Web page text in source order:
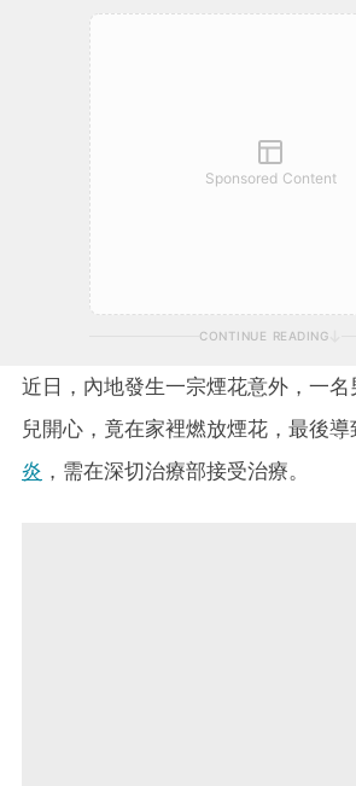
Sponsored Content
CONTINUE READING
近日，內地發生一宗煙花意外，一
兒開心，竟在家裡燃放煙花，最後
炎 ，需在深切治療部接受治療。